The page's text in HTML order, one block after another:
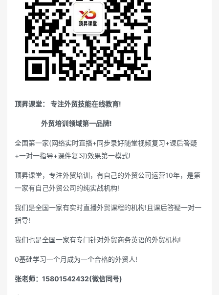
顶昇课堂： 专注外贸技能在线教育!
外贸培训领域第一品牌!
全国第一家(网络实时直播+同步录好随堂视频复习+课后答疑
+一对一指导+课件复习)效果第一模式!
顶昇课堂，专注外贸培训，有自己的外贸公司运营10年，是第
一家有自己外贸公司的纯实战机构!
我们是全国一家有实时直播外贸课程的机构!且课后答疑一对一
指导!
我们也是全国一家有专门针对外贸商务英语的外贸机构!
0基础学习一个月成为一个合格的外贸人!
张老师：15801542432(微信同号)